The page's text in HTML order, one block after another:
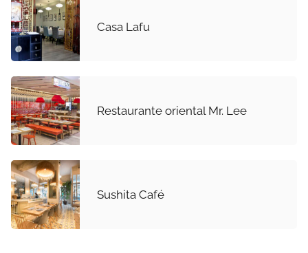
Casa Lafu
Restaurante oriental Mr. Lee
Sushita Café